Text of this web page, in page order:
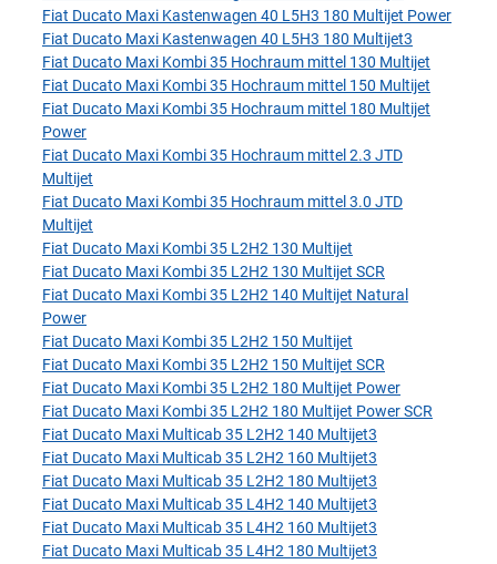
Fiat Ducato Maxi Kastenwagen 40 L5H3 180 Multijet Power
Fiat Ducato Maxi Kastenwagen 40 L5H3 180 Multijet3
Fiat Ducato Maxi Kombi 35 Hochraum mittel 130 Multijet
Fiat Ducato Maxi Kombi 35 Hochraum mittel 150 Multijet
Fiat Ducato Maxi Kombi 35 Hochraum mittel 180 Multijet
Power
Fiat Ducato Maxi Kombi 35 Hochraum mittel 2.3 JTD
Multijet
Fiat Ducato Maxi Kombi 35 Hochraum mittel 3.0 JTD
Multijet
Fiat Ducato Maxi Kombi 35 L2H2 130 Multijet
Fiat Ducato Maxi Kombi 35 L2H2 130 Multijet SCR
Fiat Ducato Maxi Kombi 35 L2H2 140 Multijet Natural
Power
Fiat Ducato Maxi Kombi 35 L2H2 150 Multijet
Fiat Ducato Maxi Kombi 35 L2H2 150 Multijet SCR
Fiat Ducato Maxi Kombi 35 L2H2 180 Multijet Power
Fiat Ducato Maxi Kombi 35 L2H2 180 Multijet Power SCR
Fiat Ducato Maxi Multicab 35 L2H2 140 Multijet3
Fiat Ducato Maxi Multicab 35 L2H2 160 Multijet3
Fiat Ducato Maxi Multicab 35 L2H2 180 Multijet3
Fiat Ducato Maxi Multicab 35 L4H2 140 Multijet3
Fiat Ducato Maxi Multicab 35 L4H2 160 Multijet3
Fiat Ducato Maxi Multicab 35 L4H2 180 Multijet3